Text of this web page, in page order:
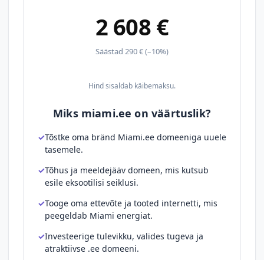
2 608 €
Säästad 290 € (–10%)
Hind sisaldab käibemaksu.
Miks miami.ee on väärtuslik?
Tõstke oma bränd Miami.ee domeeniga uuele
tasemele.
Tõhus ja meeldejääv domeen, mis kutsub
esile eksootilisi seiklusi.
Tooge oma ettevõte ja tooted internetti, mis
peegeldab Miami energiat.
Investeerige tulevikku, valides tugeva ja
atraktiivse .ee domeeni.